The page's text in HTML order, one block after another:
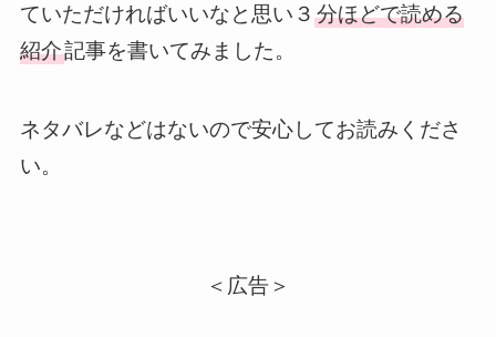
ていただければいいなと思い３ 分ほどで読める
紹介記事を書いてみました。
ネタバレなどはないので安心してお読みくださ
い。
＜広告＞